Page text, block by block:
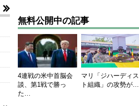
無料公開中の記事
4連戦の米中首脳会
談、第1戦で勝っ
た…
マリ「ジハーディス
ト組織」の攻勢が…